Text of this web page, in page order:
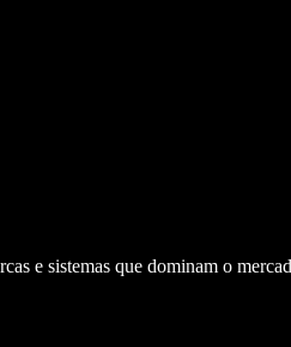
e sistemas que dominam o